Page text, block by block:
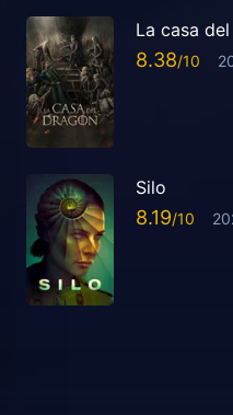
La casa
8.38
Silo
8.19